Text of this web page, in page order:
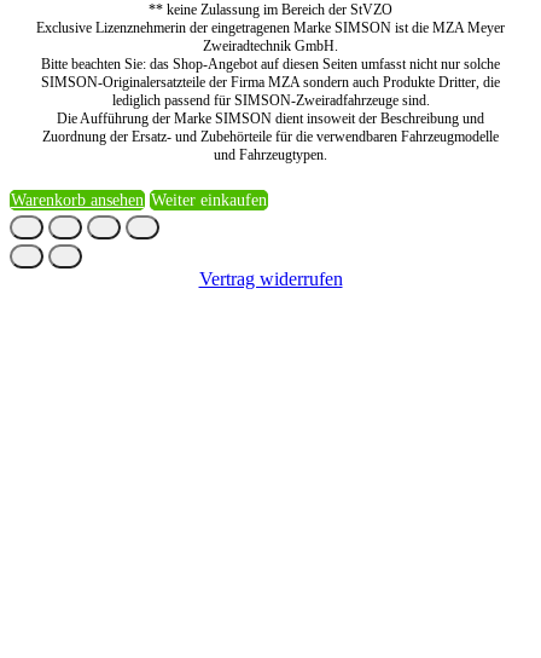
** keine Zulassung im Bereich der StVZO
Exclusive Lizenznehmerin der eingetragenen Marke SIMSON ist die MZA Meyer
Zweiradtechnik GmbH.
Bitte beachten Sie: das Shop-Angebot auf diesen Seiten umfasst nicht nur solche
SIMSON-Originalersatzteile der Firma MZA sondern auch Produkte Dritter, die
lediglich passend für SIMSON-Zweiradfahrzeuge sind.
Die Aufführung der Marke SIMSON dient insoweit der Beschreibung und
Zuordnung der Ersatz- und Zubehörteile für die verwendbaren Fahrzeugmodelle
und Fahrzeugtypen.
Warenkorb ansehen Weiter einkaufen
Vertrag widerrufen